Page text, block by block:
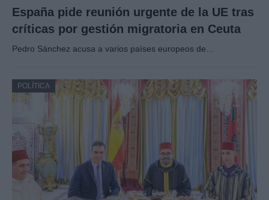
España pide reunión urgente de la UE tras
críticas por gestión migratoria en Ceuta
Pedro Sánchez acusa a varios países europeos de…
POLÍTICA